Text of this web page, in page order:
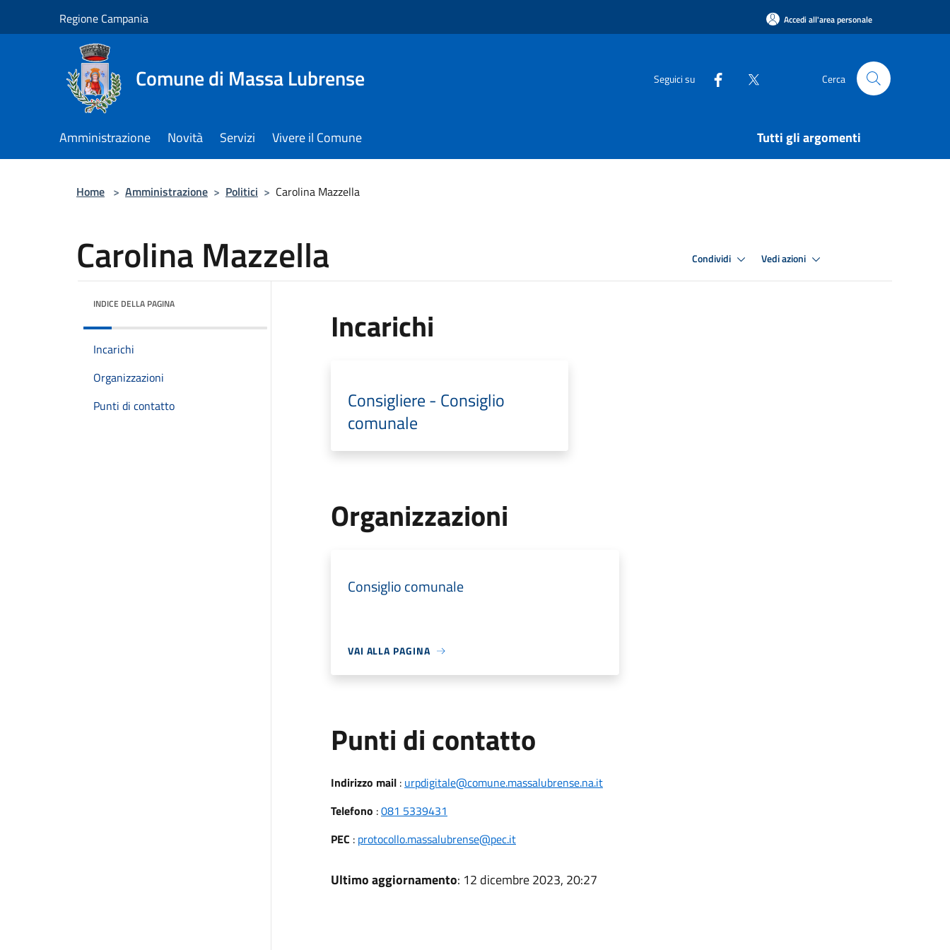
Regione Campania Accedi all'area personale
Comune di Massa Lubrense Seguici su Cerca
Amministrazione Novità Servizi Vivere il Comune Tutti gli argomenti
Home > Amministrazione > Politici > Carolina Mazzella
Carolina Mazzella Condividi Vedi azioni
INDICE DELLA PAGINA
Incarichi
Organizzazioni
Punti di contatto
Incarichi
Consigliere - Consiglio
comunale
Organizzazioni
Consiglio comunale
VAI ALLA PAGINA
Punti di contatto
Indirizzo mail: urpdigitale@comune.massalubrense.na.it
Telefono :081 5339431
PEC : protocollo.massalubrense@pec.it
Ultimo aggiornamento: 12 dicembre 2023, 20:27